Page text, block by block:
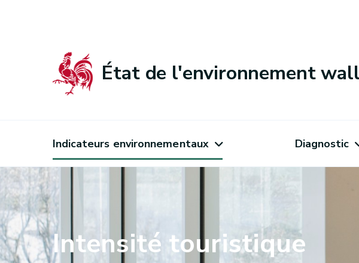
État de l'environnement
Indicateurs environnementaux Diagnostic
Intensité touristique